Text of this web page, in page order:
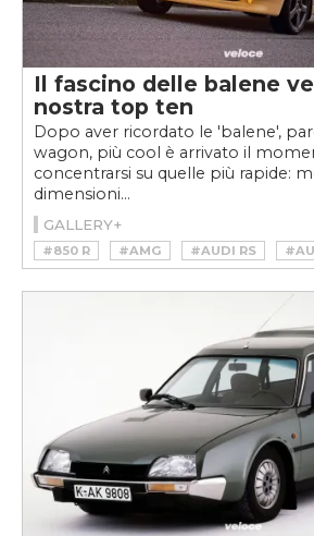
Il fascino delle balene
nostra top ten
Dopo aver ricordato le 'balene',
wagon, più cool è arrivato il
concentrarsi su quelle più rapide:
dimensioni...
GALLERY+
#850 R #AMG #AUDI RS
#BRABUS
#IMPALA
#PASSAT
#STATION WAGON
#SW
#VOLKSWAGEN